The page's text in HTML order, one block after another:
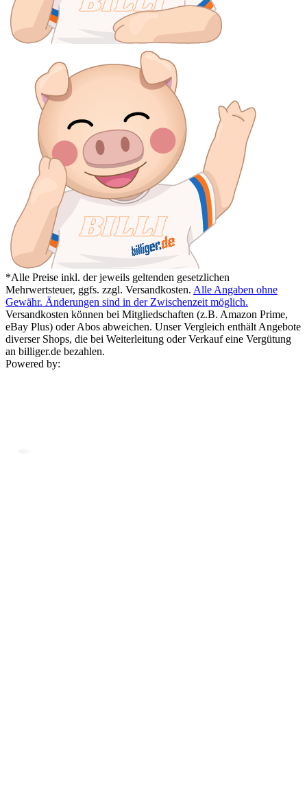
*Alle Preise inkl. der jeweils geltenden gesetzlichen
Mehrwertsteuer, ggfs. zzgl. Versandkosten. Alle Angaben ohne
Gewähr. Änderungen sind in der Zwischenzeit möglich.
Versandkosten können bei Mitgliedschaften (z.B. Amazon Prime,
eBay Plus) oder Abos abweichen. Unser Vergleich enthält Angebote
diverser Shops, die bei Weiterleitung oder Verkauf eine Vergütung
an billiger.de bezahlen.
Powered by: